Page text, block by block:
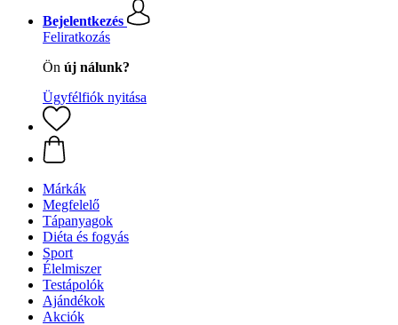
Bejelentkezés
Feliratkozás
Ön új nálunk?
Ügyfélfiók nyitása
Márkák
Megfelelő
Tápanyagok
Diéta és fogyás
Sport
Élelmiszer
Testápolók
Ajándékok
Akciók